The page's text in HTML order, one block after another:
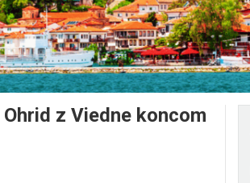
Ohrid z Viedne koncom